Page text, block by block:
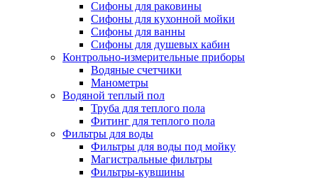
Сифоны для раковины
Сифоны для кухонной мойки
Сифоны для ванны
Сифоны для душевых кабин
Контрольно-измерительные приборы
Водяные счетчики
Манометры
Водяной теплый пол
Труба для теплого пола
Фитинг для теплого пола
Фильтры для воды
Фильтры для воды под мойку
Магистральные фильтры
Фильтры-кувшины